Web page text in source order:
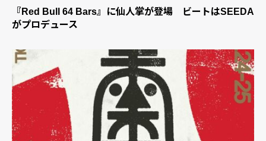
『Red Bull 64 Bars』に仙人掌が登場 ビートはSEEDA
がプロデュース